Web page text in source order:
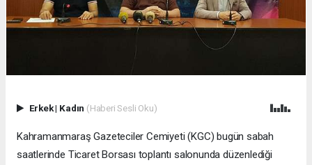
Erkek| Kadın (Haberi Sesli Oku)
Kahramanmaraş Gazeteciler Cemiyeti (KGC) bugün sabah
saatlerinde Ticaret Borsası toplantı salonunda düzenlediği